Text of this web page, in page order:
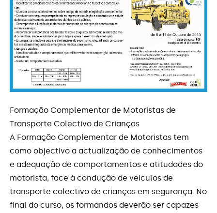
Contactos
Formação Complementar de Motoristas de
Transporte Colectivo de Crianças
A Formação Complementar de Motoristas tem
como objectivo a actualização de conhecimentos
e adequação de comportamentos e atitudades do
motorista, face à condução de veículos de
transporte colectivo de crianças em segurança. No
final do curso, os formandos deverão ser capazes